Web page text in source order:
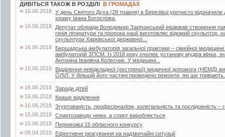
ДИВІТЬСЯ ТАКОЖ В РОЗДІЛІ В ГРОМАДАХ
» 16.06.2018 У день Святого Духа (28 травня) в Березівці урочисто відзначили
храму Івана Богослова.
» 16.06.2018
Депутат облради Володимир Зарічанський ініціював створення
генія літератури та пророка нації виготовляє відомий
скульптури Харківської державної...
» 16.06.2018
Бершадська амбулаторія загальної практики – сімейної
амбулаторій ЗПСМ. Із 2016 року очолює установу мудра жінка,
Антоніна Іванівна Колесник. У медицині...
» 16.06.2018
Відділення невідкладної (екстреної) медичної допомоги (НЕМД)
ОЛІЛ. У більшій його частині проведено ремонти, які ще тривають.
» 16.06.2018 Заради дітей
» 16.06.2018 Краще відділення
» 16.06.2018 Згуртованість, професіоналізм, колегіальність та послідовність –
» 15.06.2018 Спиртозаводу нема, а спирт виробляється
» 15.06.2018 Переможці 15 обласного конкурсу
» 08.04.2018 Ефективне реагування на надзвичайні ситуації